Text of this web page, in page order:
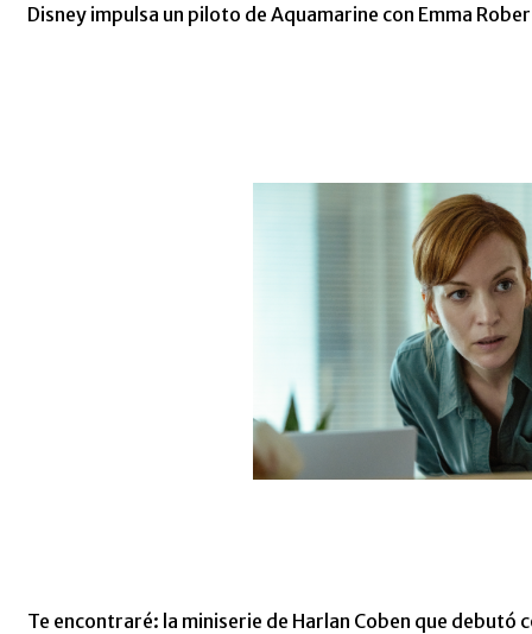
Disney impulsa un piloto de Aquamarine con Emma
Te encontraré: la miniserie de Harlan Coben que debutó